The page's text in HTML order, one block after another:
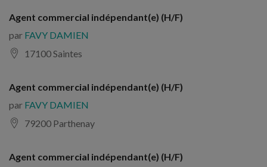
Agent commercial indépendant(e) (H/F)
par FAVY DAMIEN
17100 Saintes
Agent commercial indépendant(e) (H/F)
par FAVY DAMIEN
79200 Parthenay
Agent commercial indépendant(e) (H/F)